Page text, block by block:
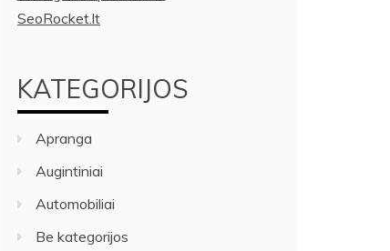
SeoRocket.lt
KATEGORIJOS
Apranga
Augintiniai
Automobiliai
Be kategorijos